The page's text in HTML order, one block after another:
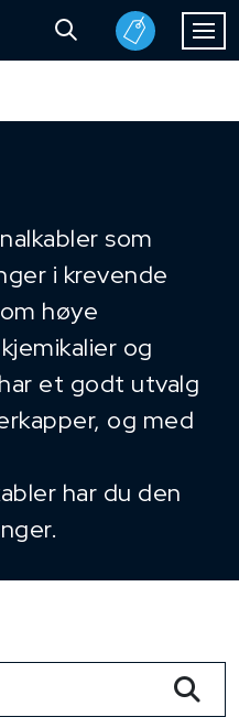
som
i krevende
høye
og
et godt utvalg
og med
har du den